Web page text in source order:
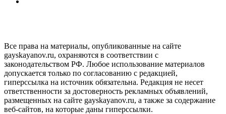
Все права на материалы, опубликованные на сайте
gayskayanov.ru, охраняются в соответствии с
законодательством РФ. Любое использование материалов
допускается только по согласованию с редакцией,
гиперссылка на источник обязательна. Редакция не несет
ответственности за достоверность рекламных объявлений,
размещенных на сайте gayskayanov.ru, а также за содержание
веб-сайтов, на которые даны гиперссылки.